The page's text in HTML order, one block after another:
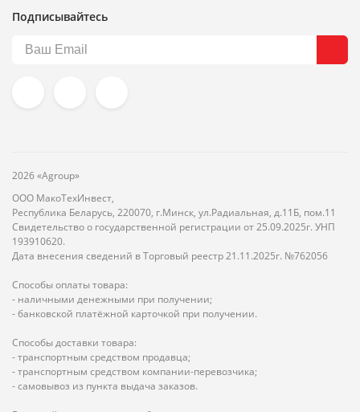
Подписывайтесь
2026 «Agroup»
ООО МакоТехИнвест,
Республика Беларусь, 220070, г.Минск, ул.Радиальная, д.11Б, пом.11
Свидетельство о государственной регистрации от 25.09.2025г. УНП
193910620.
Дата внесения сведений в Торговый реестр 21.11.2025г. №762056
Способы оплаты товара:
- наличными денежными при получении;
- банковской платёжной карточкой при получении.
Способы доставки товара:
- транспортным средством продавца;
- транспортным средством компании-перевозчика;
- самовывоз из пункта выдача заказов.